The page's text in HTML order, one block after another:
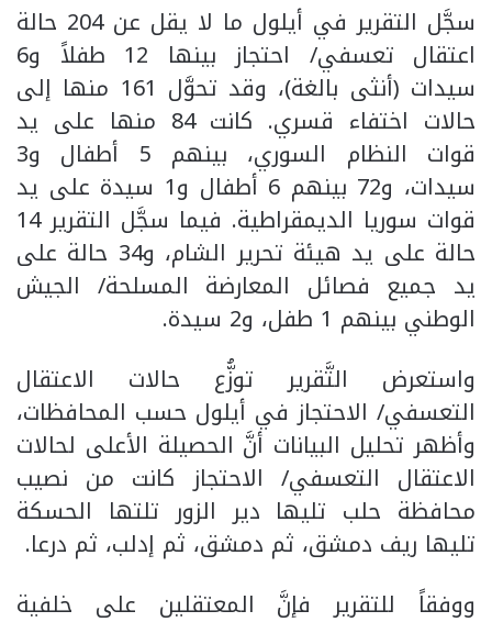
سجَّل التقرير في أيلول ما لا يقل عن 204 حالة
اعتقال تعسفي/ احتجاز بينها 12 طفلاً و6
سيدات (أنثى بالغة)، وقد تحوَّل 161 منها إلى
حالات اختفاء قسري. كانت 84 منها على يد
قوات النظام السوري، بينهم 5 أطفال و3
سيدات، و72 بينهم 6 أطفال و1 سيدة على يد
قوات سوريا الديمقراطية. فيما سجَّل التقرير 14
حالة على يد هيئة تحرير الشام، و34 حالة على
يد جميع فصائل المعارضة المسلحة/ الجيش
الوطني بينهم 1 طفل، و2 سيدة.
واستعرض التَّقرير توزُّع حالات الاعتقال
التعسفي/ الاحتجاز في أيلول حسب المحافظات،
وأظهر تحليل البيانات أنَّ الحصيلة الأعلى لحالات
الاعتقال التعسفي/ الاحتجاز كانت من نصيب
محافظة حلب تليها دير الزور تلتها الحسكة
تليها ريف دمشق، ثم دمشق، ثم إدلب، ثم درعا.
ووفقاً للتقرير فإنَّ المعتقلين على خلفية